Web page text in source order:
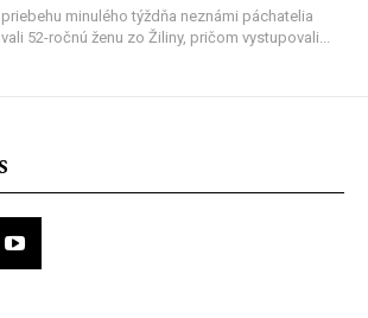
minulého týždňa neznámi páchatelia
52-ročnú ženu zo Žiliny, pričom vystupovali...